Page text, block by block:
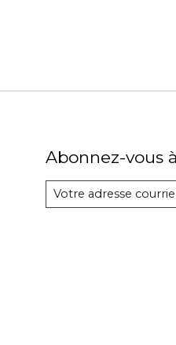
Abonnez-vous